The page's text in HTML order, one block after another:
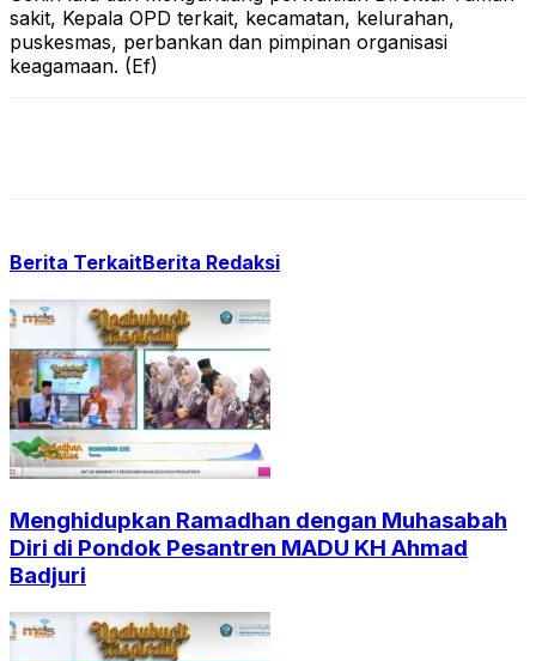
sakit, Kepala OPD terkait, kecamatan, kelurahan,
puskesmas, perbankan dan pimpinan organisasi
keagamaan. (Ef)
Berita TerkaitBerita Redaksi
Menghidupkan Ramadhan dengan Muhasabah
Diri di Pondok Pesantren MADU KH Ahmad
Badjuri